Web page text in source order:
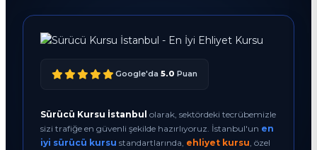
Google'da 5.0 Puan
Sürücü Kursu İstanbul olarak, sektördeki tecrübemizle
sizi trafiğe en güvenli şekilde hazırlıyoruz. İstanbul'un en
iyi sürücü kursu standartlarında, ehliyet kursu , özel